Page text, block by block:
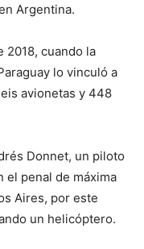
Argentina.
2018, cuando la
lo vinculó a
avionetas y 448
Donnet, un piloto
el penal de máxima
Aires, por este
un helicóptero.